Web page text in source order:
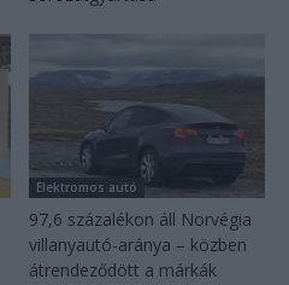
Elektromos autó
97,6 százalékon áll Norvégia
villanyautó-aránya – közben
átrendeződött a márkák